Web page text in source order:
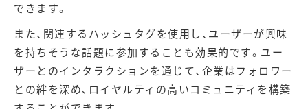
できます。
また、関連するハッシュタグを使用し、ユーザーが興味
を持ちそうな話題に参加することも効果的です。ユー
ザーとのインタラクションを通じて、企業はフォロワー
との絆を深め、ロイヤルティの高いコミュニティを構築